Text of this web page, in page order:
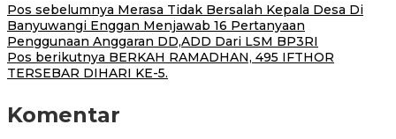
Pos sebelumnya Merasa Tidak Bersalah Kepala Desa Di
Banyuwangi Enggan Menjawab 16 Pertanyaan
Penggunaan Anggaran DD,ADD Dari LSM BP3RI
Pos berikutnya BERKAH RAMADHAN, 495 IFTHOR
TERSEBAR DIHARI KE-5.
Komentar